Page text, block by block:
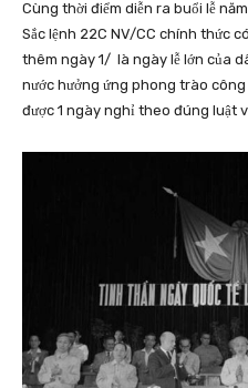
Cùng thời điểm diễn ra buổi lễ
Sắc lệnh 22C NV/CC chính thức
thêm ngày 1/ là ngày lễ lớn của
nước hưởng ứng phong trào
được 1 ngày nghỉ theo đúng luật